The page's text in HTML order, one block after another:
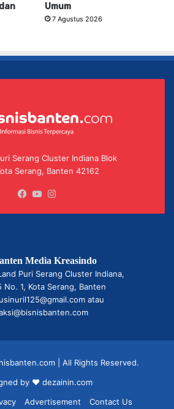
Umum
7 Agustus 2026
Serang Cluster Indiana Blok
Serang, Banten 42162
Facebook
YouTube
Media Kreasindo
Puri Serang Cluster Indiana,
No. 1, Kota Serang, Banten
atau
| All Rights Reserved.
by ❤ dezainin.com
Advertisement Contact Us